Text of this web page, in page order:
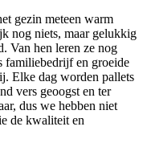
gezin meteen warm
nog niets, maar gelukkig
Van hen leren ze nog
familiebedrijf en groeide
Elke dag worden pallets
vers geoogst en ter
dus we hebben niet
de kwaliteit en